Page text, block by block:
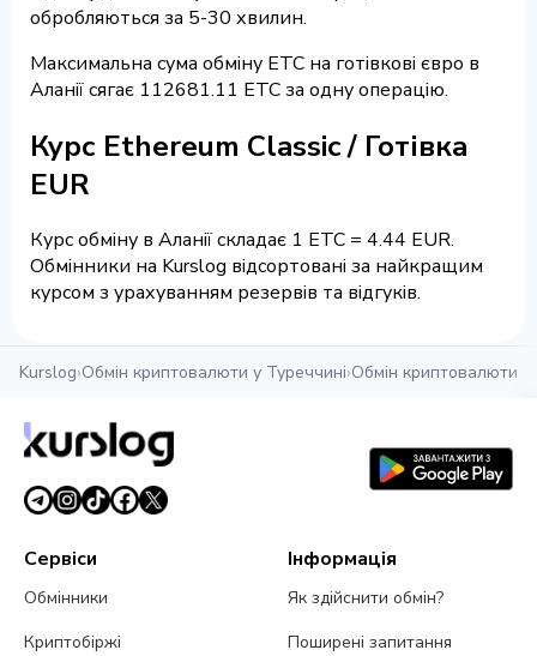
обробляються за 5-30 хвилин.
Максимальна сума обміну ETC на готівкові євро в
Аланії сягає 112681.11 ETC за одну операцію.
Курс Ethereum Classic / Готівка
EUR
Курс обміну в Аланії складає 1 ETC = 4.44 EUR.
Обмінники на Kurslog відсортовані за найкращим
курсом з урахуванням резервів та відгуків.
Kurslog›Обмін криптовалюти у Туреччині›Обмін криптовалюти в
Сервіси
Обмінники
Криптобіржі
Інформація
Як здійснити обмін?
Поширені запитання